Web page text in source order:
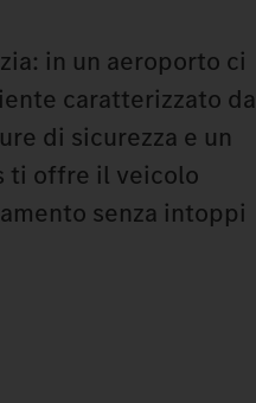
in un aeroporto ci
caratterizzato da
di sicurezza e un
ti offre il veicolo
senza intoppi